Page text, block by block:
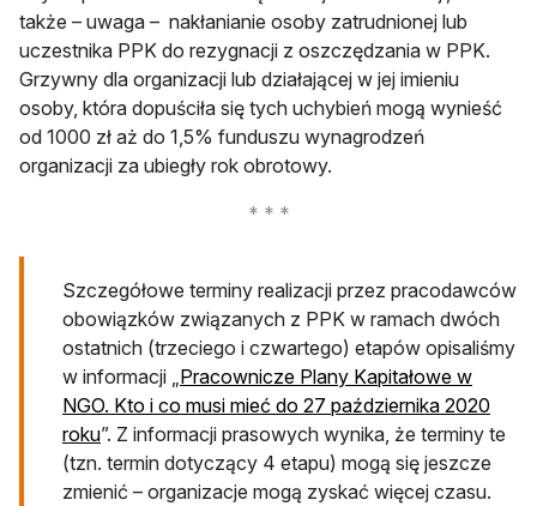
także – uwaga – nakłanianie osoby zatrudnionej lub
uczestnika PPK do rezygnacji z oszczędzania w PPK.
Grzywny dla organizacji lub działającej w jej imieniu
osoby, która dopuściła się tych uchybień mogą wynieść
od 1000 zł aż do 1,5% funduszu wynagrodzeń
organizacji za ubiegły rok obrotowy.
Szczegółowe terminy realizacji przez pracodawców
obowiązków związanych z PPK w ramach dwóch
ostatnich (trzeciego i czwartego) etapów opisaliśmy
w informacji „ Pracownicze Plany Kapitałowe w
NGO. Kto i co musi mieć do 27 października 2020
roku”. Z informacji prasowych wynika, że terminy te
(tzn. termin dotyczący 4 etapu) mogą się jeszcze
zmienić – organizacje mogą zyskać więcej czasu.